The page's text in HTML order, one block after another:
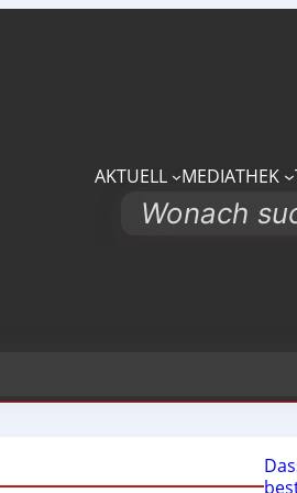
AKTUELL MEDIATHEK
Search